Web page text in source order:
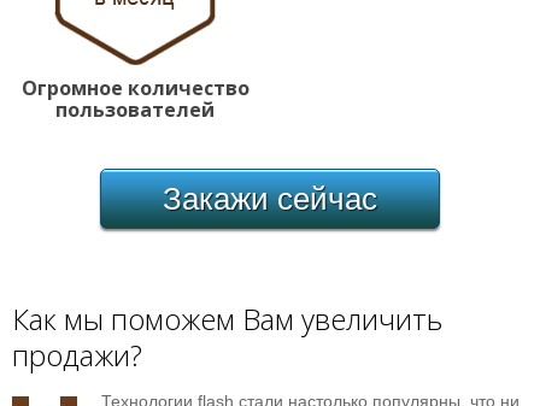
Огромное количество
пользователей
Закажисейчас
Как мы поможем Вам увеличить
продажи?
Технологии flash стали настолько популярны, что ни